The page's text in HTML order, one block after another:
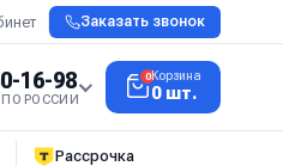
Заказать звонок
16-98
РОССИИ
0Корзина
0 шт.
Рассрочка